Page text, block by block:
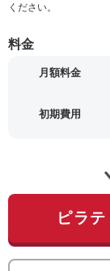
ください。
料金
月額料金
初期費用
ピラ